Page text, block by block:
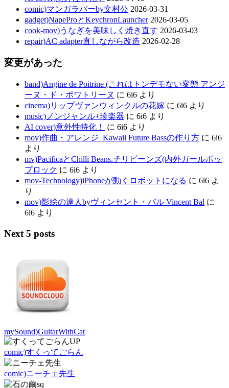
comic)マンガラバーby文村公 2026-03-31
gadget)NapeProとKeychronLauncher 2026-03-05
cook-mov)うなぎを美味しく焼き直す 2026-03-03
repair)AC adapter直しながら改造 2026-02-28
変更があった
band)Angine de Poitrine (これはトンデモない変態 アンジ
ーヌ・ド・ポワトリーヌ に 6i6 より
cinema)リップヴァンウィンクルの花嫁 に 6i6 より
music)ノンジャンル+珍楽器 に 6i6 より
AI cover)意外性特化！
に 6i6 より
mov)作曲・アレンジ_Kawaii Future Bassの作り方 に 6i6
より
mv)PacificaとChilli Beans.チリビーンズ(内外ガールポッ
プロック に 6i6 より
mov-Technology)iPhoneが動くロボットになる に 6i6 よ
り
mov)影絵の達人byヴィンセント・バル Vincent Bal に
6i6 より
Next 5 posts
mySound)GuitarWithCat
comic)すくってごらん
comic)ニーチェ先生